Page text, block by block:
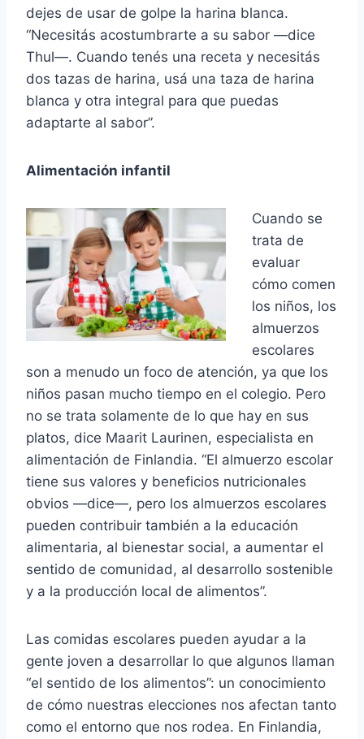
dejes de usar de golpe la harina blanca.
“Necesitás acostumbrarte a su sabor —dice
Thul—. Cuando tenés una receta y necesitás
dos tazas de harina, usá una taza de harina
blanca y otra integral para que puedas
adaptarte al sabor”.
Alimentación infantil
Cuando se
trata de
evaluar
cómo comen
los niños, los
almuerzos
escolares
son a menudo un foco de atención, ya que los
niños pasan mucho tiempo en el colegio. Pero
no se trata solamente de lo que hay en sus
platos, dice Maarit Laurinen, especialista en
alimentación de Finlandia. “El almuerzo escolar
tiene sus valores y beneficios nutricionales
obvios —dice—, pero los almuerzos escolares
pueden contribuir también a la educación
alimentaria, al bienestar social, a aumentar el
sentido de comunidad, al desarrollo sostenible
y a la producción local de alimentos”.
Las comidas escolares pueden ayudar a la
gente joven a desarrollar lo que algunos llaman
“el sentido de los alimentos”: un conocimiento
de cómo nuestras elecciones nos afectan tanto
como el entorno que nos rodea. En Finlandia,